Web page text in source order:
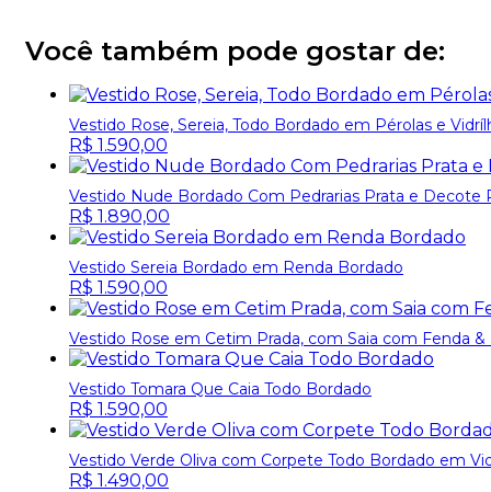
Você também pode gostar de:
Vestido Rose, Sereia, Todo Bordado em Pérolas e
R$ 1.590,00
Vestido Nude Bordado Com Pedrarias Prata e Decote
R$ 1.890,00
Vestido Sereia Bordado em Renda Bordado
R$ 1.590,00
Vestido Rose em Cetim Prada, com Saia com Fenda &
Vestido Tomara Que Caia Todo Bordado
R$ 1.590,00
Vestido Verde Oliva com Corpete Todo Bordado em
R$ 1.490,00